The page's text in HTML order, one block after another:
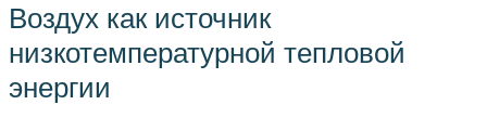
Воздух как источник
низкотемпературной тепловой
энергии